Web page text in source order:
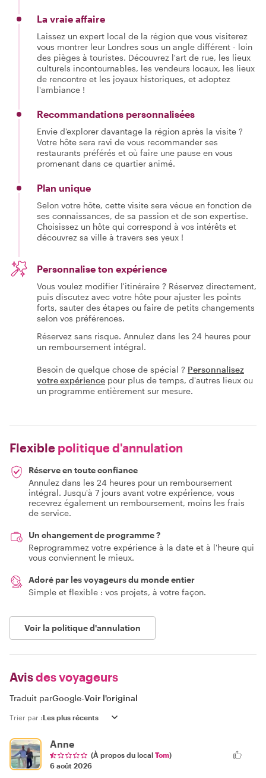
La vraie affaire
Laissez un expert local de la région que vous visiterez
vous montrer leur Londres sous un angle différent - loin
des pièges à touristes. Découvrez l'art de rue, les lieux
culturels incontournables, les vendeurs locaux, les lieux
de rencontre et les joyaux historiques, et adoptez
l'ambiance !
Recommandations personnalisées
Envie d'explorer davantage la région après la visite ?
Votre hôte sera ravi de vous recommander ses
restaurants préférés et où faire une pause en vous
promenant dans ce quartier animé.
Plan unique
Selon votre hôte, cette visite sera vécue en fonction de
ses connaissances, de sa passion et de son expertise.
Choisissez un hôte qui correspond à vos intérêts et
découvrez sa ville à travers ses yeux !
Personnalise ton expérience
Vous voulez modifier l'itinéraire ? Réservez directement,
puis discutez avec votre hôte pour ajuster les points
forts, sauter des étapes ou faire de petits changements
selon vos préférences.
Réservez sans risque. Annulez dans les 24 heures pour
un remboursement intégral.
Besoin de quelque chose de spécial ? Personnalisez
votre expérience pour plus de temps, d'autres lieux ou
un programme entièrement sur mesure.
Flexible politique d'annulation
Réserve en toute confiance
Annulez dans les 24 heures pour un remboursement
intégral. Jusqu'à 7 jours avant votre expérience, vous
recevrez également un remboursement, moins les frais
de service.
Un changement de programme ?
Reprogrammez votre expérience à la date et à l'heure qui
vous conviennent le mieux.
Adoré par les voyageurs du monde entier
Simple et flexible : vos projets, à votre façon.
Voir la politique d'annulation
Avisdes voyageurs
Traduit parGoogle-Voir l'original
Trier par :
Anne
(À propos du local Tom)
6 août 2026